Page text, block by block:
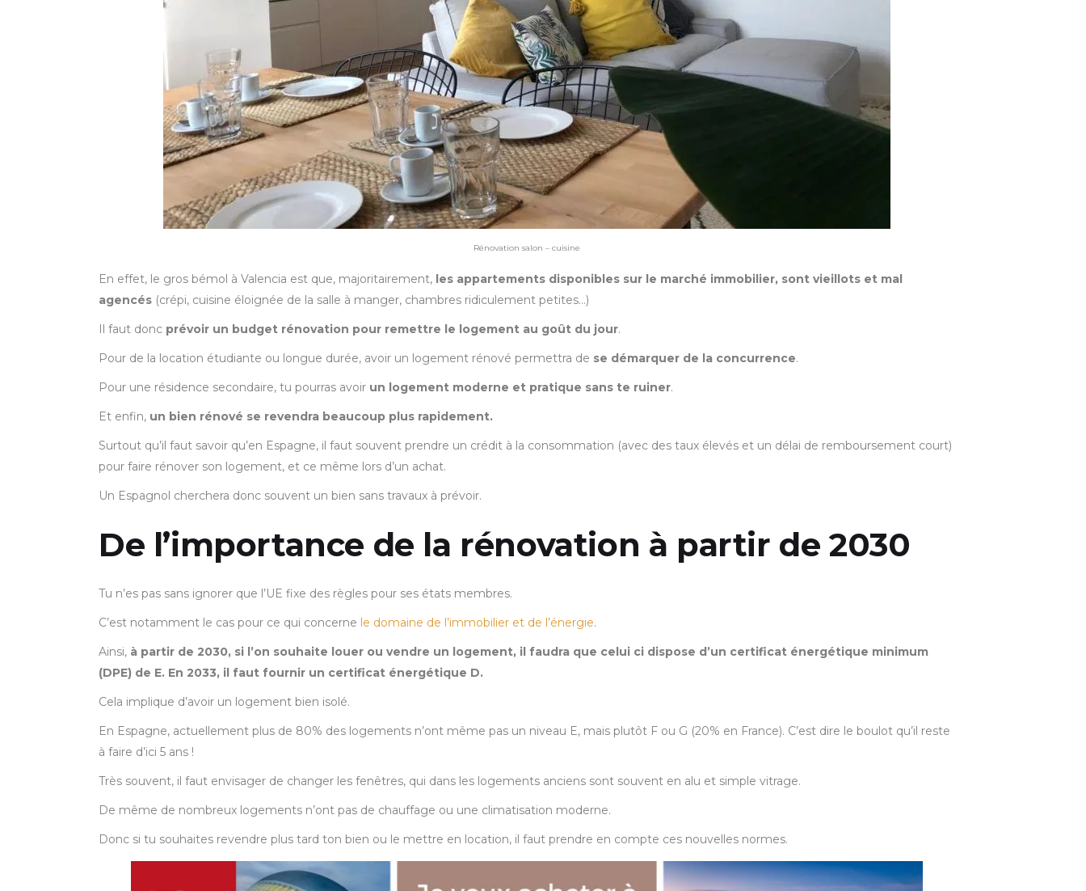
Rénovation salon – cuisine
En effet, le gros bémol à Valencia est que, majoritairement, les appartements disponibles sur le marché immobilier, sont vieillots et mal
agencés (crépi, cuisine éloignée de la salle à manger, chambres ridiculement petites…)
Il faut donc prévoir un budget rénovation pour remettre le logement au goût du jour.
Pour de la location étudiante ou longue durée, avoir un logement rénové permettra de se démarquer de la concurrence.
Pour une résidence secondaire, tu pourras avoir un logement moderne et pratique sans te ruiner.
Et enfin, un bien rénové se revendra beaucoup plus rapidement.
Surtout qu’il faut savoir qu’en Espagne, il faut souvent prendre un crédit à la consommation (avec des taux élevés et un délai de remboursement court)
pour faire rénover son logement, et ce même lors d’un achat.
Un Espagnol cherchera donc souvent un bien sans travaux à prévoir.
De l’importance de la rénovation à partir de 2030
Tu n’es pas sans ignorer que l’UE fixe des règles pour ses états membres.
C’est notamment le cas pour ce qui concerne le domaine de l’immobilier et de l’énergie.
Ainsi, à partir de 2030, si l’on souhaite louer ou vendre un logement, il faudra que celui ci dispose d’un certificat énergétique minimum
(DPE) de E. En 2033, il faut fournir un certificat énergétique D.
Cela implique d’avoir un logement bien isolé.
En Espagne, actuellement plus de 80% des logements n’ont même pas un niveau E, mais plutôt F ou G (20% en France). C’est dire le boulot qu’il reste
à faire d’ici 5 ans !
Très souvent, il faut envisager de changer les fenêtres, qui dans les logements anciens sont souvent en alu et simple vitrage.
De même de nombreux logements n’ont pas de chauffage ou une climatisation moderne.
Donc si tu souhaites revendre plus tard ton bien ou le mettre en location, il faut prendre en compte ces nouvelles normes.